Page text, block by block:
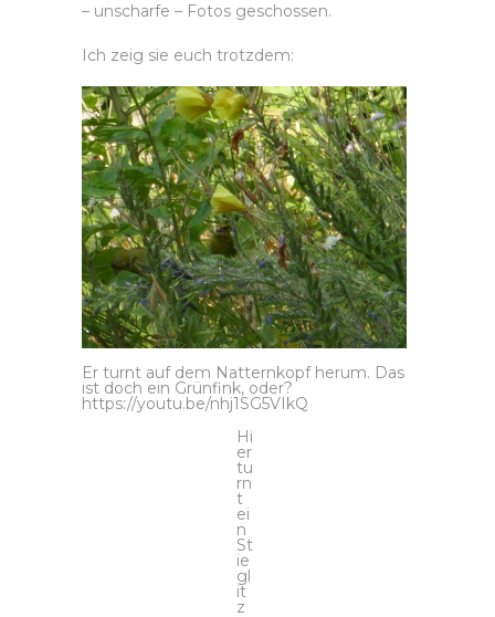
– unscharfe – Fotos geschossen.
Ich zeig sie euch trotzdem:
Er turnt auf dem Natternkopf herum. Das
ist doch ein Grünfink, oder?
https://youtu.be/nhj1SG5VIkQ
Hi
er
tu
rn
t
ei
n
St
ie
gl
it
z